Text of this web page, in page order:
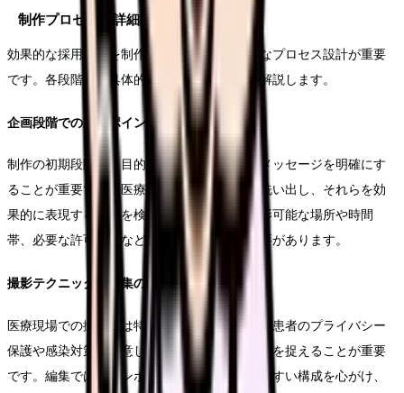
制作プロセスの詳細設計
効果的な採用動画を制作するためには、適切なプロセス設計が重要
です。各段階での具体的な実施内容について解説します。
企画段階での重要ポイント
制作の初期段階で、目的や対象者、伝えたいメッセージを明確にす
ることが重要です。医療機関の特色や強みを洗い出し、それらを効
果的に表現する方法を検討します。また、撮影可能な場所や時間
帯、必要な許可申請なども事前に確認する必要があります。
撮影テクニックと編集のコツ
医療現場での撮影には特有の配慮が必要です。患者のプライバシー
保護や感染対策に留意しながら、自然な雰囲気を捉えることが重要
です。編集では、テンポの良い展開と分かりやすい構成を心がけ、